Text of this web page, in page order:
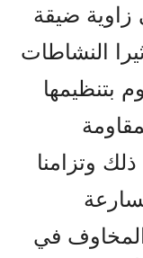
ضيقة
النشاطات
بتنظيمها
وتزامنا
المخاوف في